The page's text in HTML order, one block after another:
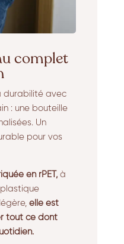
complet
durabilité avec
: une bouteille
Un
pour vos
en rPET,à
elle est
tout ce dont